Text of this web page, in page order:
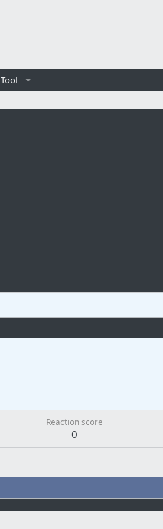
Tool
Reaction score
0